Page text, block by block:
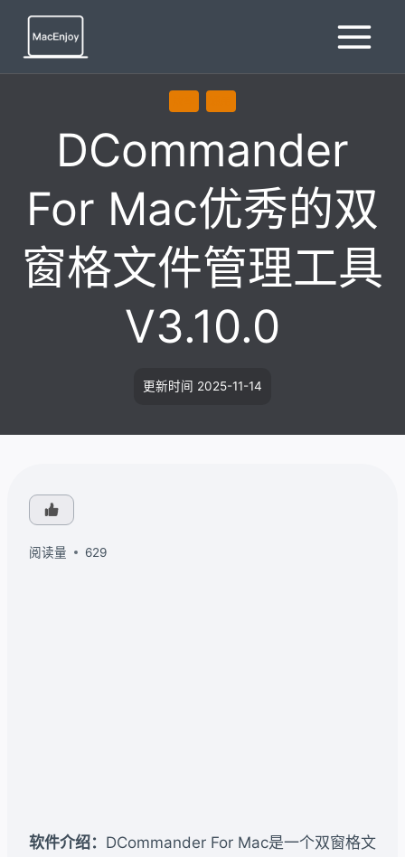
DCommander
For Mac优秀的双
窗格文件管理工具
V3.10.0
更新时间 2025-11-14
阅读量 629
软件介绍： DCommander For Mac是一个双窗格文